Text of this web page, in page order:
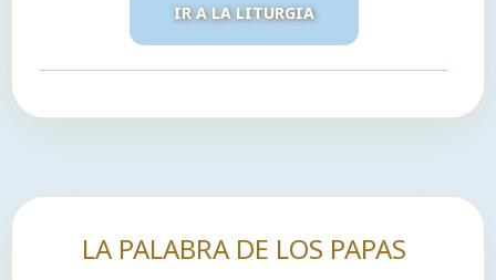
IR A LA LITURGIA
LA PALABRA DE LOS PAPAS